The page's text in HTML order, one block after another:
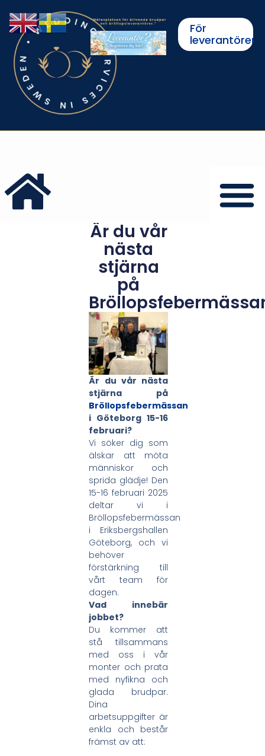
För
leverantörer
Är du vår
nästa
stjärna
på
Är du vår nästa
stjärna på
Bröllopsfebermässan
i Göteborg 15-16
februari?
Vi söker dig som
älskar att möta
människor och
sprida glädje! Den
15-16 februari 2025
deltar vi i
Bröllopsfebermässan
i Eriksbergshallen
Göteborg, och vi
behöver
förstärkning till
vårt team för
dagen.
Vad innebär
jobbet?
Du kommer att
stå tillsammans
med oss i vår
monter och prata
med nyfikna och
glada brudpar.
Dina
arbetsuppgifter är
enkla och består
främst av att: